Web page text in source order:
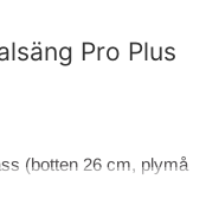
Pro Plus
(botten 26 cm, plymå